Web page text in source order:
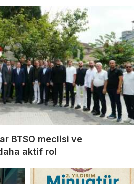
BTSO meclisi ve
aktif rol